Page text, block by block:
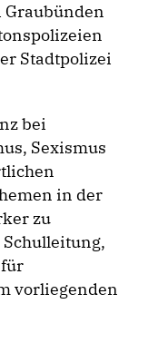
Stadtpolizei
bei
Sexismus
in der
zu
vorliegenden